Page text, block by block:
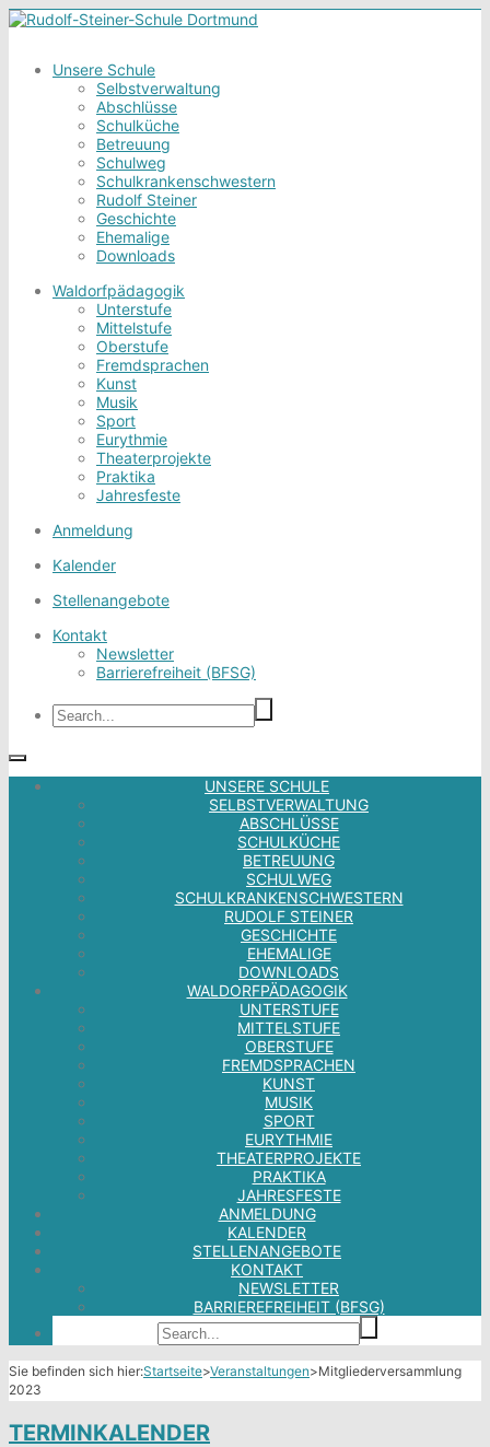
Unsere Schule
Selbstverwaltung
Abschlüsse
Schulküche
Betreuung
Schulweg
Schulkrankenschwestern
Rudolf Steiner
Geschichte
Ehemalige
Downloads
Waldorfpädagogik
Unterstufe
Mittelstufe
Oberstufe
Fremdsprachen
Kunst
Musik
Sport
Eurythmie
Theaterprojekte
Praktika
Jahresfeste
Anmeldung
Kalender
Stellenangebote
Kontakt
Newsletter
Barrierefreiheit (BFSG)
UNSERE SCHULE
SELBSTVERWALTUNG
ABSCHLÜSSE
SCHULKÜCHE
BETREUUNG
SCHULWEG
SCHULKRANKENSCHWESTERN
RUDOLF STEINER
GESCHICHTE
EHEMALIGE
DOWNLOADS
WALDORFPÄDAGOGIK
UNTERSTUFE
MITTELSTUFE
OBERSTUFE
FREMDSPRACHEN
KUNST
MUSIK
SPORT
EURYTHMIE
THEATERPROJEKTE
PRAKTIKA
JAHRESFESTE
ANMELDUNG
KALENDER
STELLENANGEBOTE
KONTAKT
NEWSLETTER
BARRIEREFREIHEIT (BFSG)
Sie befinden sich hier:Startseite>Veranstaltungen>Mitgliederversammlung
2023
TERMINKALENDER